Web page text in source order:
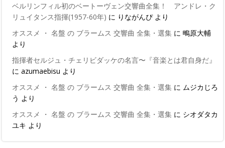
ベルリンフィル初のベートーヴェン交響曲全集！ アンドレ・ク
リュイタンス指揮(1957-60年) に りながんぴより
オススメ ・ 名盤 の ブラームス 交響曲 全集・選集 に 鴫原大輔
より
指揮者セルジュ・チェリビダッケの名言〜『音楽とは君自身だ』
に azumaebisu より
オススメ ・ 名盤 の ブラームス 交響曲 全集・選集 に ムジカじろ
う より
オススメ ・ 名盤 の ブラームス 交響曲 全集・選集 に シオダタカ
ユキ より